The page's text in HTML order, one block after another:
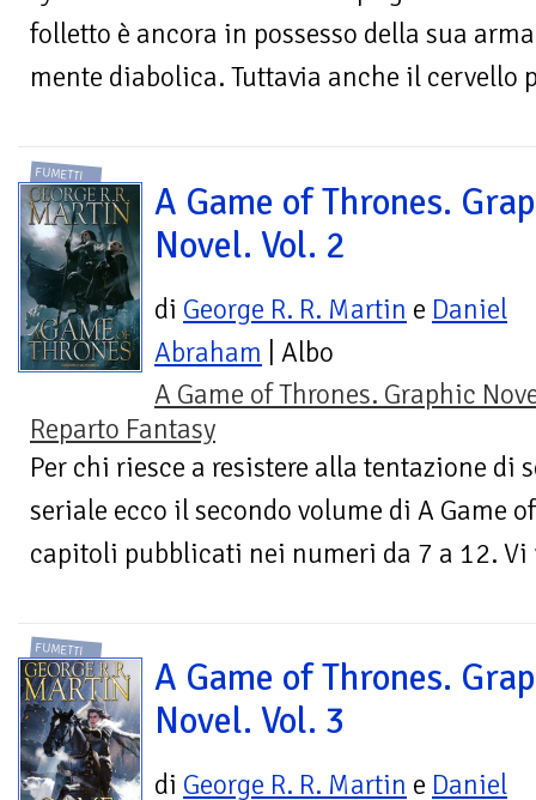
folletto è ancora in possesso della sua
mente diabolica. Tuttavia anche il cervello
FUMETTI
A Game of Thrones.
Novel. Vol. 2
di George R. R. Martin e Daniel
Abraham | Albo
A Game of Thrones. Graphic
Reparto Fantasy
Per chi riesce a resistere alla tentazione di
seriale ecco il secondo volume di A Game
capitoli pubblicati nei numeri da 7 a 12.
FUMETTI
A Game of Thrones.
Novel. Vol. 3
di George R. R. Martin e Daniel